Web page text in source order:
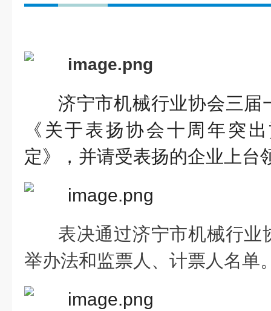
济宁市机械行业协会三届
《关于表扬协会十周年突
定》，并请受表扬的企业上台
表决通过济宁市机械行业
举办法和监票人、计票人名单